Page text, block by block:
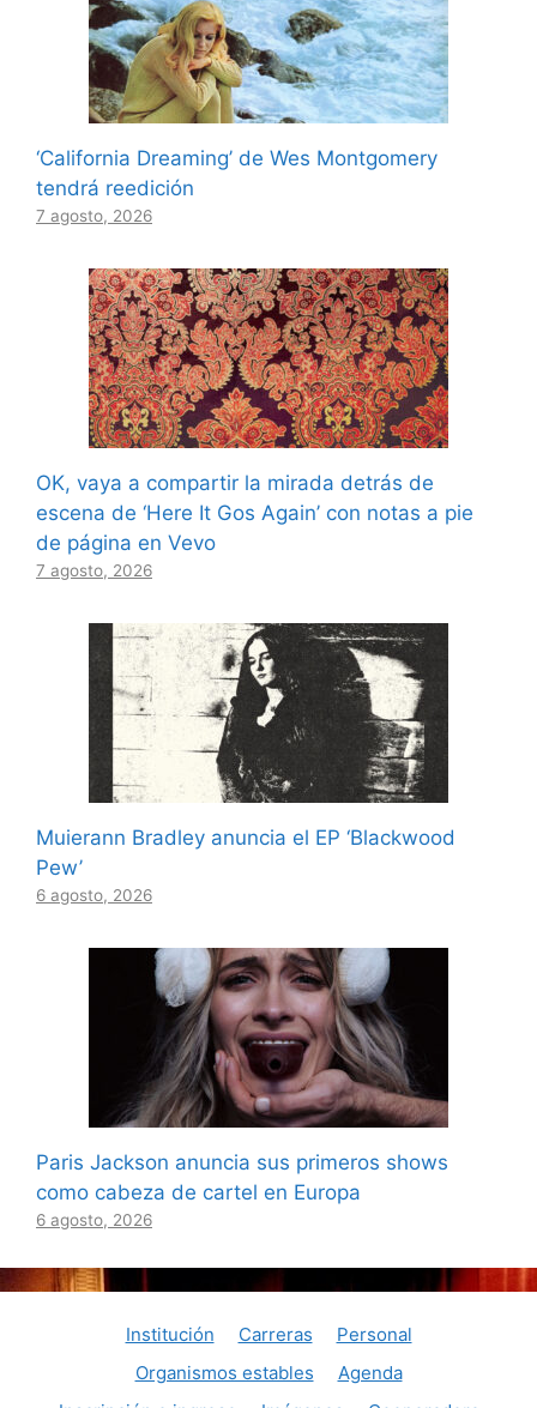
‘California Dreaming’ de Wes Montgomery
tendrá reedición
7 agosto, 2026
OK, vaya a compartir la mirada detrás de
escena de ‘Here It Gos Again’ con notas a pie
de página en Vevo
7 agosto, 2026
Muierann Bradley anuncia el EP ‘Blackwood
Pew’
6 agosto, 2026
Paris Jackson anuncia sus primeros shows
como cabeza de cartel en Europa
6 agosto, 2026
Institución Carreras
Personal
Organismos estables
Agenda